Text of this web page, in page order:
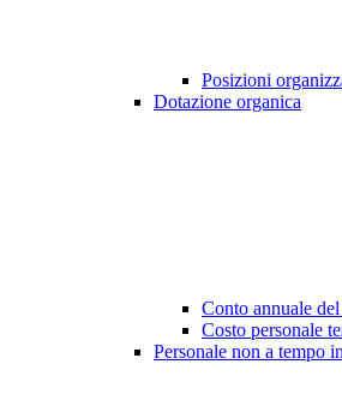
Posizioni
Dotazione organica
Conto annuale
Costo personale
Personale non a tempo